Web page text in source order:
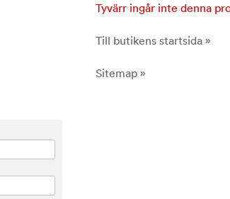
Tyvärr ingår inte denna
Till butikens startsida »
Sitemap »